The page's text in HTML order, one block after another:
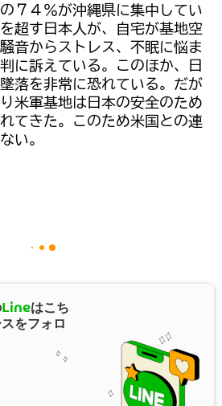
７４％が沖縄県に集中してい
超す日本人が、自宅が基地空
音からストレス、不眠に悩ま
に訴えている。このほか、日
落を非常に恐れている。だが
米軍基地は日本の安全のため
てきた。このため米国との連
い。
Lineはこち
をフォロ